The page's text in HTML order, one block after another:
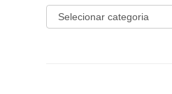
Categorias